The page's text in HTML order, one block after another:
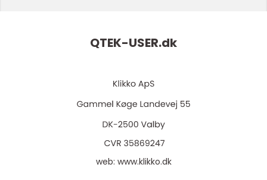
QTEK-USER.dk
web: www.klikko.dk